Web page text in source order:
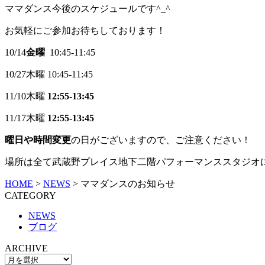
ママダンス今後のスケジュールです^_^
お気軽にご参加お待ちしております！
10/14金曜 10:45-11:45
10/27木曜 10:45-11:45
11/10木曜 12:55-13:45
11/17木曜 12:55-13:45
曜日や時間変更の日がございますので、ご注意ください！
場所は全て武蔵野プレイス地下二階パフォーマンススタジオ
HOME > NEWS > ママダンスのお知らせ
CATEGORY
NEWS
ブログ
ARCHIVE